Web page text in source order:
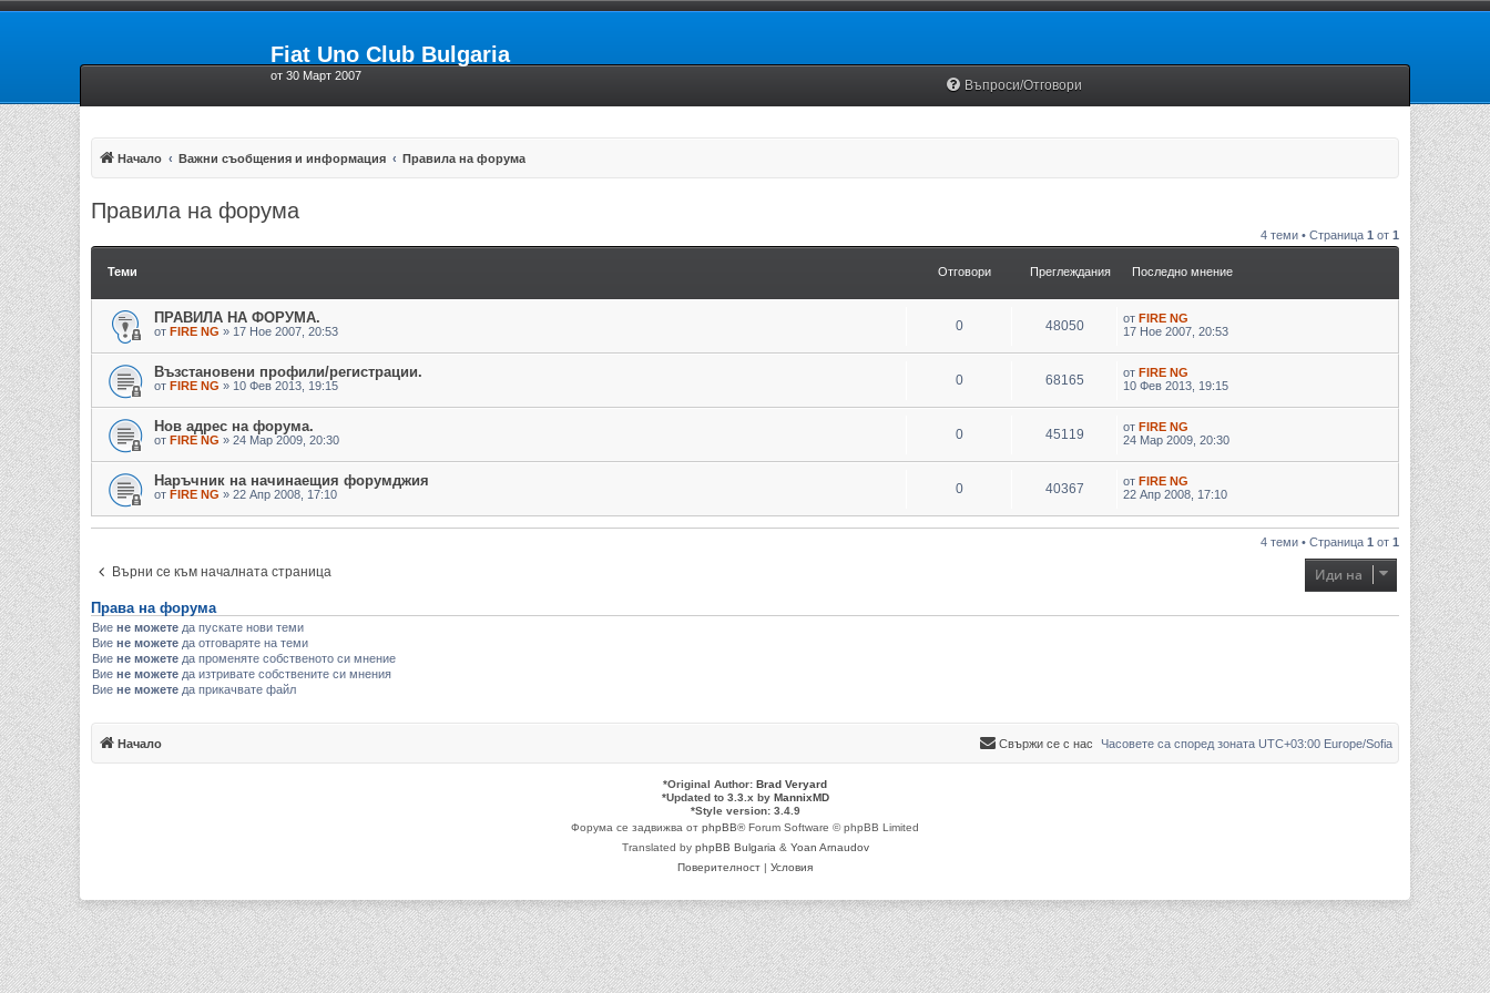
Fiat Uno Club Bulgaria
от 30 Март 2007
Въпроси/Отговори
Начало Важни съобщения и информация Правила на форума
Правила на форума
4 теми • Страница 1 от 1
Теми Отговори Преглеждания Последно мнение
ПРАВИЛА НА ФОРУМА.
от FIRE NG » 17 Ное 2007, 20:53 0 48050 от FIRE NG
17 Ное 2007, 20:53
Възстановени профили/регистрации.
от FIRE NG » 10 Фев 2013, 19:15 0 68165 от FIRE NG
10 Фев 2013, 19:15
Нов адрес на форума.
от FIRE NG » 24 Мар 2009, 20:30 0 45119 от FIRE NG
24 Мар 2009, 20:30
Наръчник на начинаещия форумджия
от FIRE NG » 22 Апр 2008, 17:10 0 40367 от FIRE NG
22 Апр 2008, 17:10
4 теми • Страница 1 от 1
Върни се към началната страница Иди на
Права на форума
Вие не можете да пускате нови теми
Вие не можете да отговаряте на теми
Вие не можете да променяте собственото си мнение
Вие не можете да изтривате собствените си мнения
Вие не можете да прикачвате файл
Начало Часовете са според зоната UTC+03:00 Europe/Sofia
Свържи се с нас
*Original Author: Brad Veryard
*Updated to 3.3.x by MannixMD
*Style version: 3.4.9
Форума се задвижва от phpBB® Forum Software © phpBB Limited
Translated by phpBB Bulgaria & Yoan Arnaudov
Поверителност | Условия